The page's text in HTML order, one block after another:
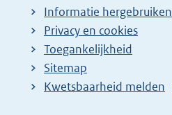
Informatie hergebruiken
Privacy en cookies
Toegankelijkheid
Sitemap
E
Kwetsbaarheid melden